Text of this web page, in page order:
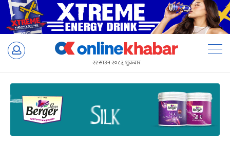
Skip
२२ साउन २०८३, शुक्रबार